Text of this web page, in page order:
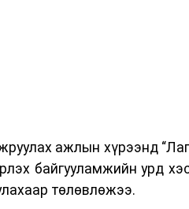
зочид, төлөөлөгчдийн
явуулах,
ажлын нэг хэсэг
ажлын хүрээнд
байгууламжийн урд
төлөвлөжээ.